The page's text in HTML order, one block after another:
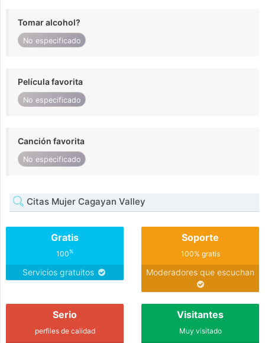
Tomar alcohol?
No especificado
Película favorita
No especificado
Canción favorita
No especificado
Citas Mujer Cagayan Valley
Gratis
100%
Servicios gratuitos
Soporte
100% gratis
Moderadores que escuchan
Serio
perfiles de calidad
Visitantes
Muy visitado